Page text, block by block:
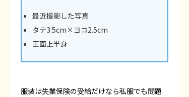
最近撮影した写真
タテ3.5cm×ヨコ2.5cm
正面上半身
服装は失業保険の受給だけなら私服でも問題